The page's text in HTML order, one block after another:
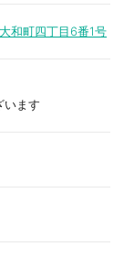
i
t
和町四丁目6番1号
います